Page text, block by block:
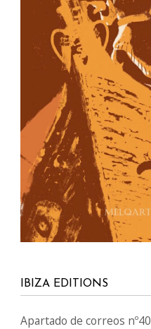
IBIZA EDITIONS
Apartado de correos nº40